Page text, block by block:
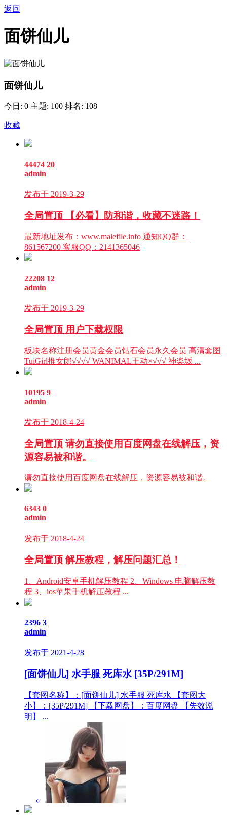
返回
面饼仙儿
面饼仙儿
今日: 0 主题: 100 排名: 108
收藏
44474 20
admin
发布于 2019-3-29
全局置顶 【必看】防和谐，收藏不迷路！
最新地址发布：www.malefile.info 通知QQ群：
861567200 客服QQ：2141365046
22208 12
admin
发布于 2019-3-29
全局置顶 用户下载权限
板块名称注册会员黄金会员钻石会员永久会员 高清套图
TuiGirl推女郎√√√√ WANIMAL王动×√√√ 神楽坂 ...
10195 9
admin
发布于 2018-4-24
全局置顶 请勿直接使用百度网盘在线解压，资
源容易被和谐。
请勿直接使用百度网盘在线解压，资源容易被和谐。
6343 0
admin
发布于 2018-4-24
全局置顶 解压教程，解压问题汇总！
1、Android安卓手机解压教程 2、Windows 电脑解压教
程 3、ios苹果手机解压教程 ...
2396 3
admin
发布于 2021-4-28
[面饼仙儿] 水手服 死库水 [35P/291M]
【套图名称】：[面饼仙儿] 水手服 死库水 【套图大
小】：[35P/291M] 【下载网盘】：百度网盘 【失效说
明】 ...